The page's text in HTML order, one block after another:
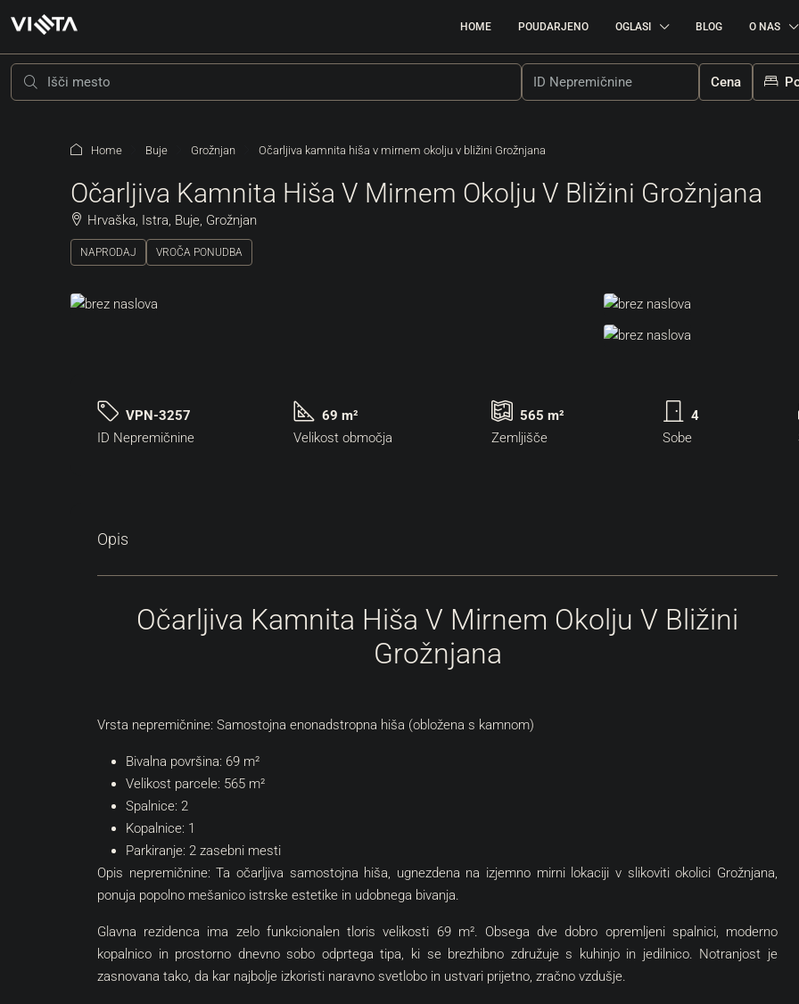
HOME POUDARJENO OGLASI BLOG O NAS
Cena
Home Buje Grožnjan Očarljiva kamnita hiša v mirnem okolju v bližini Grožnjana
Očarljiva Kamnita Hiša V Mirnem Okolju V Bližini Grožnjana
Hrvaška, Istra, Buje, Grožnjan
NAPRODAJ VROČA PONUDBA
VPN-3257
ID Nepremičnine
69 m²
Velikost območja
565 m²
Zemljišče
4
Sobe
Opis
Očarljiva Kamnita Hiša V Mirnem Okolju V Bližini
Grožnjana
Vrsta nepremičnine: Samostojna enonadstropna hiša (obložena s kamnom)
Bivalna površina: 69 m²
Velikost parcele: 565 m²
Spalnice: 2
Kopalnice: 1
Parkiranje: 2 zasebni mesti
Opis nepremičnine: Ta očarljiva samostojna hiša, ugnezdena na izjemno mirni lokaciji v slikoviti okolici Grožnjana,
ponuja popolno mešanico istrske estetike in udobnega bivanja.
Glavna rezidenca ima zelo funkcionalen tloris velikosti 69 m². Obsega dve dobro opremljeni spalnici, moderno
kopalnico in prostorno dnevno sobo odprtega tipa, ki se brezhibno združuje s kuhinjo in jedilnico. Notranjost je
zasnovana tako, da kar najbolje izkoristi naravno svetlobo in ustvari prijetno, zračno vzdušje.